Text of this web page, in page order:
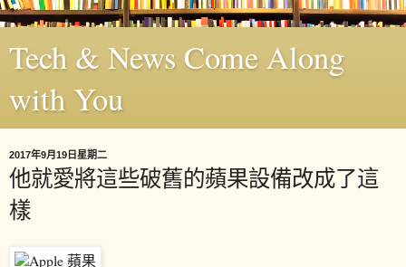
Tech & News Come Along
with You
2017年9月19日星期二
他就愛將這些破舊的蘋果設備改成了這
樣